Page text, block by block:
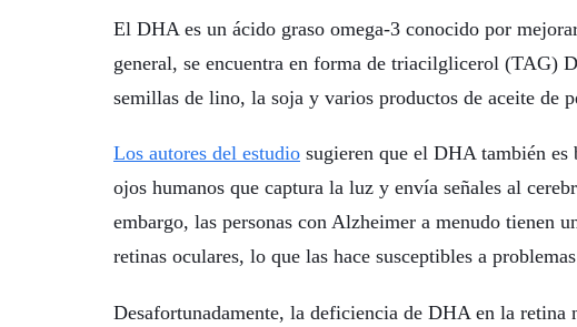
El DHA es un ácido graso omega-3 conocido por
general, se encuentra en forma de triacilglicerol (TAG)
semillas de lino, la soja y varios productos de aceite de
Los autores del estudio sugieren que el DHA también
ojos humanos que captura la luz y envía señales al
embargo, las personas con Alzheimer a menudo tienen
retinas oculares, lo que las hace susceptibles a
Desafortunadamente, la deficiencia de DHA en la